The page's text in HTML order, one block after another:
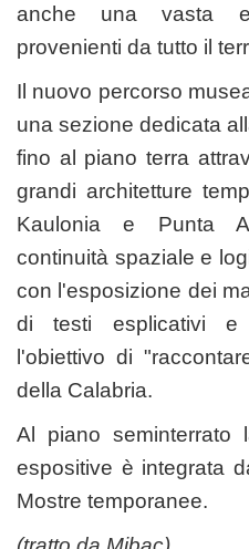
anche una vasta
provenienti da tutto il
Il nuovo percorso
una sezione dedicata
fino al piano terra
grandi architetture
Kaulonia e Punta
continuità spaziale e
con l'esposizione dei
di testi esplicativi e
l'obiettivo di
della Calabria.
Al piano seminterrato
espositive è integrata
Mostre temporanee.